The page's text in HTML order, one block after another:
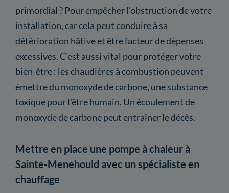
primordial ? Pour empêcher l'obstruction de votre
installation, car cela peut conduire à sa
détérioration hâtive et être facteur de dépenses
excessives. C'est aussi vital pour protéger votre
bien-être : les chaudières à combustion peuvent
émettre du monoxyde de carbone, une substance
toxique pour l'être humain. Un écoulement de
monoxyde de carbone peut entraîner le décès.
Mettre en place une pompe à chaleur à
Sainte-Menehould avec un spécialiste en
chauffage